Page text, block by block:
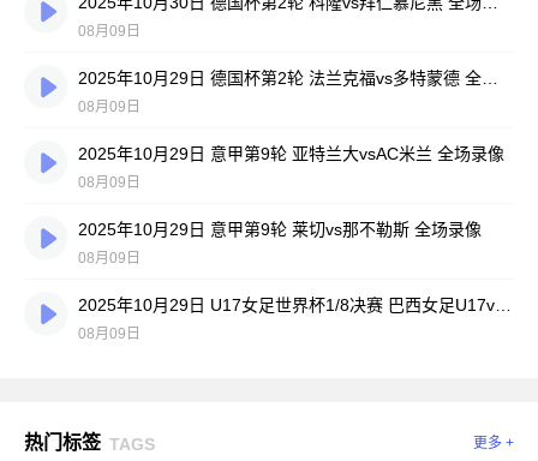
08月09日
08月09日
2025年10月29日 意甲第9轮 亚特兰大vsAC米兰 全场录像
08月09日
2025年10月29日 意甲第9轮 莱切vs那不勒斯 全场录像
08月09日
08月09日
热门标签 TAGS 更多 +